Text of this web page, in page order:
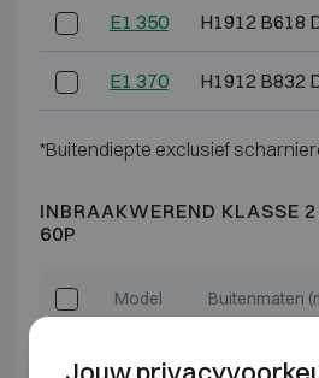
E1 350 H1912 B618
E1 370 H1912 B832
*Buitendiepte exclusief
INBRAAKWEREND KLASSE
60P
Model Buitenmaten
Jouw